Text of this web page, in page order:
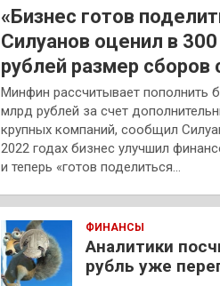
«Бизнес готов
Силуанов оценил в
рублей размер сборов
Минфин рассчитывает пополнить
млрд рублей за счет
крупных компаний, сообщил
2022 годах бизнес улучшил
и теперь «готов поделиться…
ФИНАНСЫ
Аналитики
рубль уже